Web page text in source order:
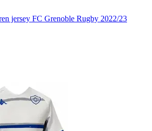
jersey FC Grenoble Rugby 2022/23